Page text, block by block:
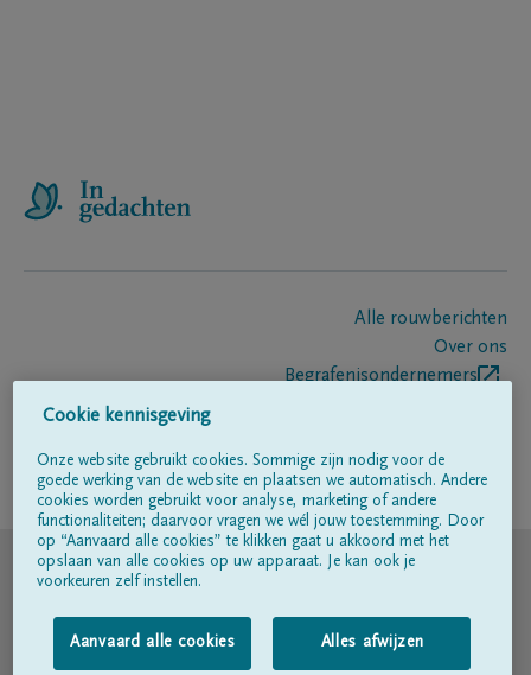
Alle rouwberichten
Over ons
Begrafenisondernemers
Volg ons op
© DELA
Gebruiksvoorwaarden
Privacyverklaring
Cookie kennisgeving
Onze website gebruikt cookies. Sommige zijn nodig voor de
goede werking van de website en plaatsen we automatisch. Andere
cookies worden gebruikt voor analyse, marketing of andere
functionaliteiten; daarvoor vragen we wél jouw toestemming. Door
op “Aanvaard alle cookies” te klikken gaat u akkoord met het
opslaan van alle cookies op uw apparaat. Je kan ook je
voorkeuren zelf instellen.
Aanvaard alle cookies Alles afwijzen